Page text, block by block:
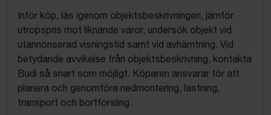
Inför köp, läs igenom objektsbeskrivningen, jämför
utropspris mot liknande varor, undersök objekt vid
utannonserad visningstid samt vid avhämtning. Vid
betydande avvikelse från objektsbeskrivning, kontakta
Budi så snart som möjligt. Köparen ansvarar för att
planera och genomföra nedmontering, lastning,
transport och bortforsling.